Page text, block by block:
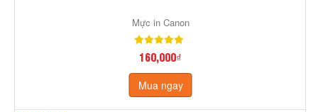
Mực in Canon
160,000₫
Mua ngay